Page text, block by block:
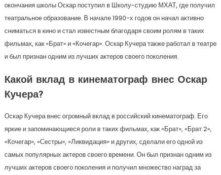
окончания школы Оскар поступил в Школу-студию МХАТ, где получил
театральное образование. В начале 1990-х годов он начал активно
сниматься в кино и стал известным благодаря своим ролям в таких
фильмах, как «Брат» и «Кочегар». Оскар Кучера также работал в театре
и был признан одним из лучших актеров своего поколения.
Какой вклад в кинематограф внес Оскар
Кучера?
Оскар Кучера внес огромный вклад в российский кинематограф. Его
яркие и запоминающиеся роли в таких фильмах, как «Брат», «Брат 2»,
«Кочегар», «Сестры», «Ликвидация» и других, сделали его одной из
самых популярных актеров своего времени. Он был признан одним из
лучших актеров своего поколения и получил множество наград за